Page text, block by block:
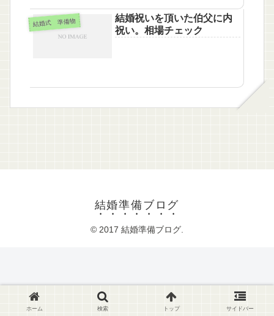
結婚式 準備物
結婚祝いを頂いた伯父に内
祝い。相場チェック
結婚準備ブログ
© 2017 結婚準備ブログ.
ホーム 検索 トップ サイドバー